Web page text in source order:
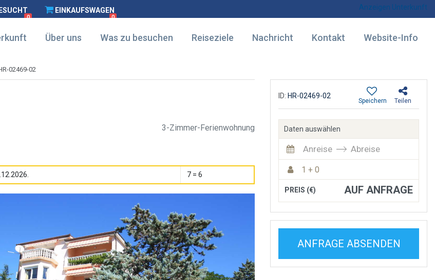
0
EINKAUFSWAGEN
0
Anzeigen Unterkunft
Über uns Was zu besuchen Reiseziele Nachricht Kontakt Website-Info
02469-02
3-Zimmer-Ferienwohnung
7 = 6
ID: HR-02469-02
Teilen
Speichern
Daten auswählen
Anreise Abreise
1 + 0
PREIS (€) AUF ANFRAGE
ANFRAGE ABSENDEN